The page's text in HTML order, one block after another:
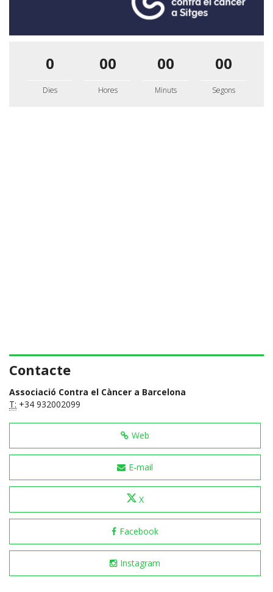
0
Dies
00
Hores
00
Minuts
00
Segons
Contacte
Associació Contra el Càncer a Barcelona
T: +34 932002099
Web
E-mail
X
Facebook
Instagram